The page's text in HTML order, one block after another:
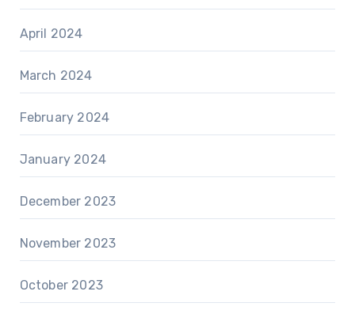
April 2024
March 2024
February 2024
January 2024
December 2023
November 2023
October 2023